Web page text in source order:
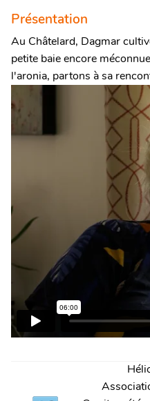
Présentation
Au Châtelard, Dagmar
petite baie encore
l'aronia, partons à sa